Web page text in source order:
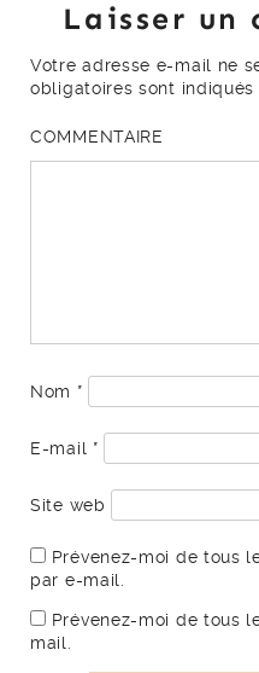
Laisser un
Votre adresse e-mail ne
obligatoires sont indiqués
COMMENTAIRE
Nom *
E-mail *
Site web
Prévenez-moi de tous
par e-mail.
Prévenez-moi de tous
mail.